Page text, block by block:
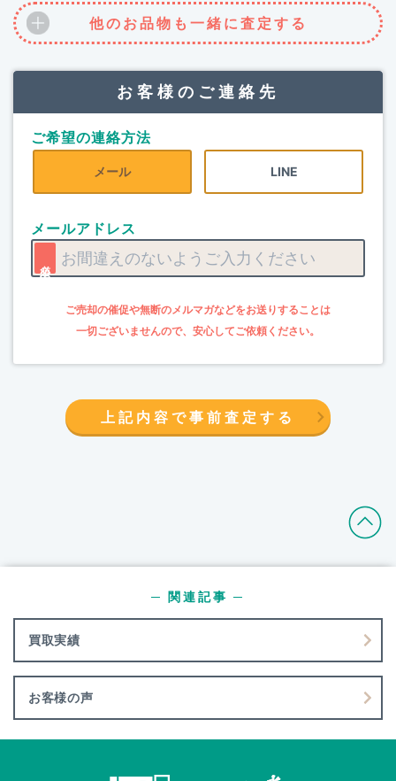
他のお品物も一緒に査定する
お客様のご連絡先
ご希望の連絡方法
メール LINE
メールアドレス
上記内容で事前査定する
買取実績
─ 関連記事 ─
お客様の声